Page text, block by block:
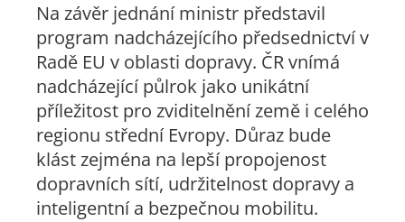
Na závěr jednání ministr představil
program nadcházejícího předsednictví v
Radě EU v oblasti dopravy. ČR vnímá
nadcházející půlrok jako unikátní
příležitost pro zviditelnění země i celého
regionu střední Evropy. Důraz bude
klást zejména na lepší propojenost
dopravních sítí, udržitelnost dopravy a
inteligentní a bezpečnou mobilitu.